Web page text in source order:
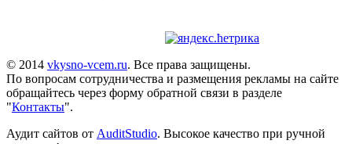
© 2014 vkysno-vcem.ru. Все права защищены.
По вопросам сотрудничества и размещения рекламы на сайте
обращайтесь через форму обратной связи в разделе
"Контакты".
Аудит сайтов от AuditStudio. Высокое качество при ручной